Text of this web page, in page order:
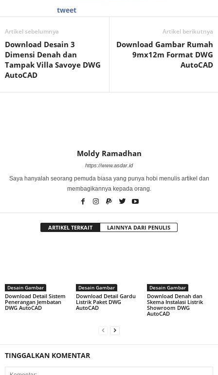
tweet
Artikel sebelumnya
Download Desain 3
Dimensi Denah dan
Tampak Villa Savoye DWG
AutoCAD
Artikel berikutnya
Download Gambar Rumah
9mx12m Format DWG
AutoCAD
Moldy Ramadhan
https://www.asdar.id
Saya hanyalah seorang pemuda biasa yang punya hobi menulis artikel dan
membagikannya kepada orang.
ARTIKEL TERKAIT LAINNYA DARI PENULIS
Desain Gambar
Download Detail Sistem
Penerangan Jembatan
DWG AutoCAD
Desain Gambar
Download Detail Gardu
Listrik Paket DWG
AutoCAD
Desain Gambar
Download Denah dan
Skema Instalasi Listrik
Showroom DWG
AutoCAD
TINGGALKAN KOMENTAR